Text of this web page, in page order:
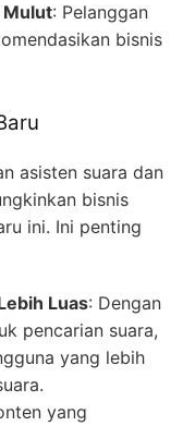
Mulut: Pelanggan
bisnis
asisten suara dan
bisnis
ini. Ini penting
Luas: Dengan
pencarian suara,
yang lebih
yang